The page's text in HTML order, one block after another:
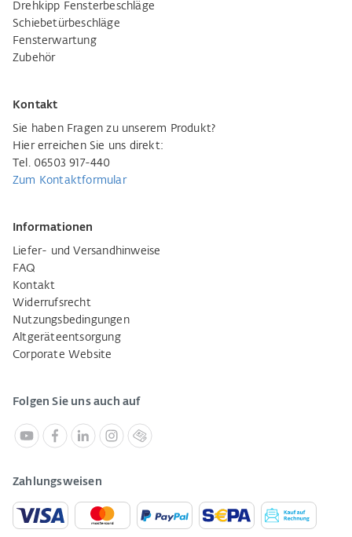
Drehkipp Fensterbeschläge
Schiebetürbeschläge
Fensterwartung
Zubehör
Kontakt
Sie haben Fragen zu unserem Produkt?
Hier erreichen Sie uns direkt:
Tel. 06503 917-440
Zum Kontaktformular
Informationen
Liefer- und Versandhinweise
FAQ
Kontakt
Widerrufsrecht
Nutzungsbedingungen
Altgeräteentsorgung
Corporate Website
Folgen Sie uns auch auf
Zahlungsweisen